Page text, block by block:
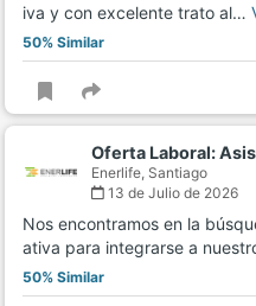
iva y con excelente trato al…
50% Similar
Oferta Laboral:
Enerlife, Santiago
13 de Julio de 2026
Nos encontramos en la
ativa para integrarse a
50% Similar